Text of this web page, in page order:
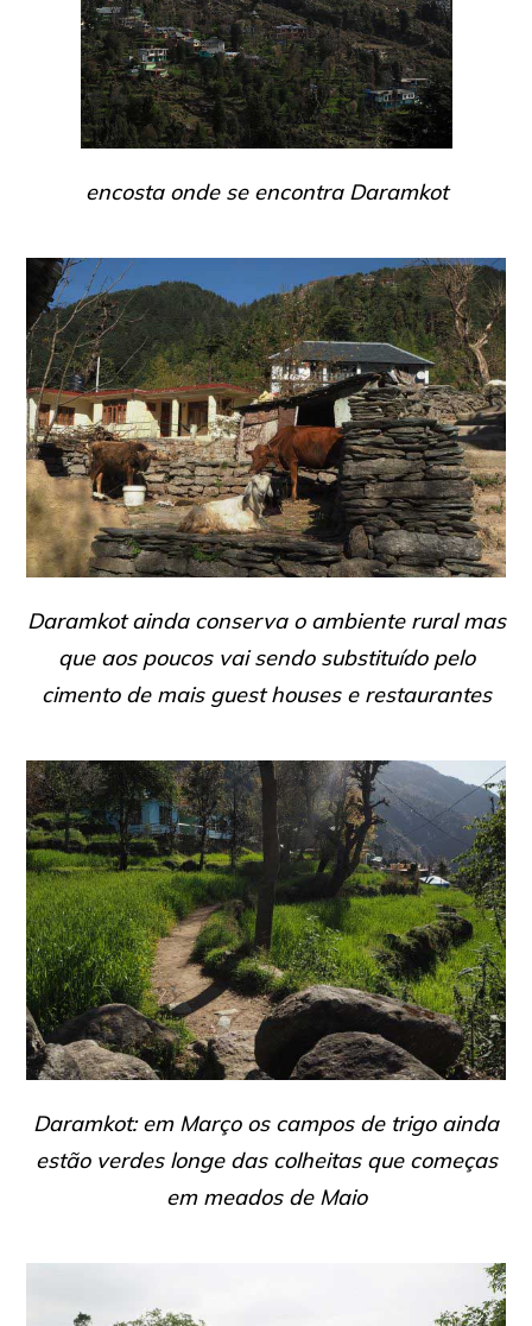
encosta onde se encontra Daramkot
Daramkot ainda conserva o ambiente rural mas
que aos poucos vai sendo substituído pelo
cimento de mais guest houses e restaurantes
Daramkot: em Março os campos de trigo ainda
estão verdes longe das colheitas que começas
em meados de Maio